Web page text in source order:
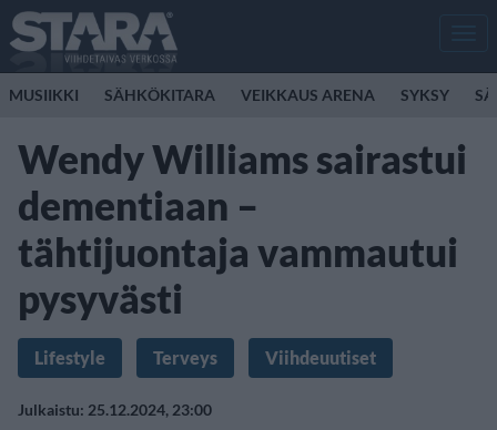
MUSIIKKI SÄHKÖKITARA VEIKKAUS ARENA SYKSY
Wendy Williams sairastui
dementiaan –
tähtijuontaja vammautui
pysyvästi
Lifestyle Terveys Viihdeuutiset
Julkaistu: 25.12.2024, 23:00